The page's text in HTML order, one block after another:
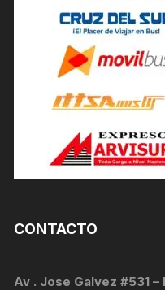
CONTACTO
Av . Jose Galvez #531